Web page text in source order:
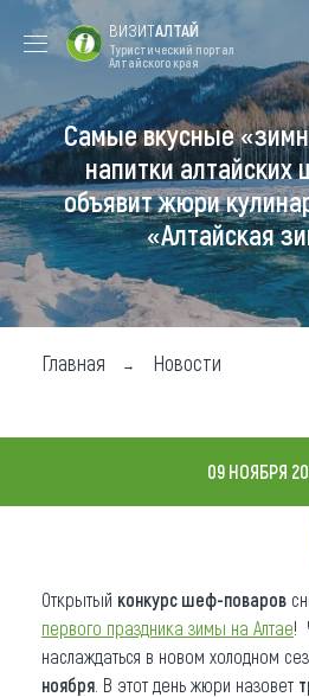
Форум VISIT
ALTAI
Цветение
маральника
Туры
Где побывать
Чем заняться
Где остановиться
О регионе
Коллекция впечатлений
ВИЗИТАЛТАЙ
Туристический портал
Алтайского края
Самые вкусные
напитки
объявит жюри
«Алтайская
Главная Новости
09 НОЯБРЯ
Открытый конкурс шеф-поваров
первого праздника зимы на Алтае!
наслаждаться в новом холодном
ноября . В этот день жюри назовет